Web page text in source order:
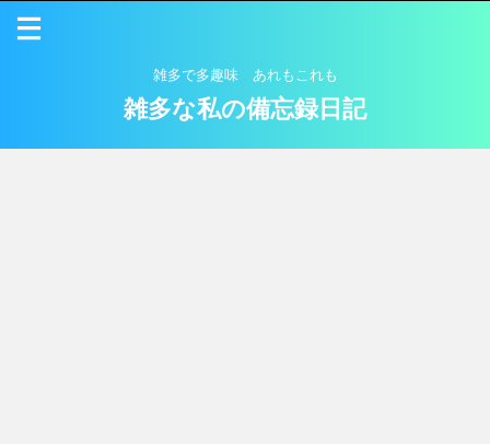
雑多で多趣味 あれもこれも
雑多な私の備忘録日記